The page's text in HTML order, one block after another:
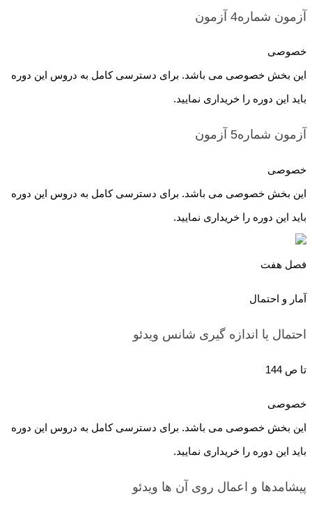
آزمون شماره4 آزمون
خصوصی
این بخش خصوصی می باشد. برای دسترسی کامل به دروس این دوره
باید این دوره را خریداری نمایید.
آزمون شماره5 آزمون
خصوصی
این بخش خصوصی می باشد. برای دسترسی کامل به دروس این دوره
باید این دوره را خریداری نمایید.
فصل هفت
آمار و احتمال
احتمال یا اندازه گیری شانس ویدئو
تا ص 144
خصوصی
این بخش خصوصی می باشد. برای دسترسی کامل به دروس این دوره
باید این دوره را خریداری نمایید.
پیشامدها و اعمال روی آن ها ویدئو